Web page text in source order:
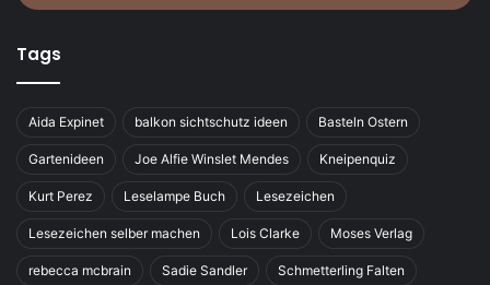
Tags
Aida Expinet balkon sichtschutz ideen Basteln Ostern
Gartenideen Joe Alfie Winslet Mendes Kneipenquiz
Kurt Perez Leselampe Buch Lesezeichen
Lesezeichen selber machen Lois Clarke Moses Verlag
rebecca mcbrain Sadie Sandler Schmetterling Falten